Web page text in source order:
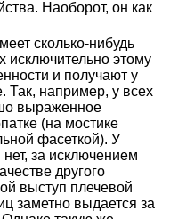
Наоборот, он как
сколько-нибудь
исключительно этому
и получают у
Так, например, у всех
выраженное
(на мостике
фасеткой). У
нет, за исключением
другого
выступ плечевой
заметно выдается за